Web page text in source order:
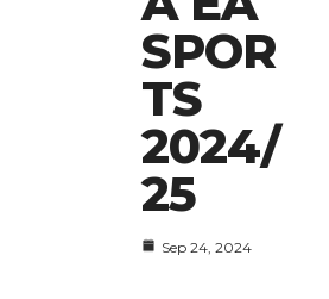
SPOR
TS
2024/
25
Sep 24, 2024